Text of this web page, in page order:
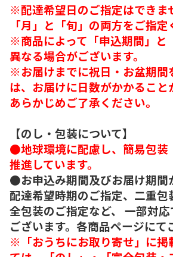
※配達希望日のご指定はできま
「月」と「旬」の両方をご指定
※商品によって「申込期間」と
異なる場合がございます。
※お届けまでに祝日・お盆期間
は、お届けに日数がかかること
あらかじめご了承ください。
【のし・包装について】
●地球環境に配慮し、簡易包装
推進しています。
●お申込み期間及びお届け期間
配達希望時期のご指定、二重包
全包装のご指定など、 一部対
ございます。各商品ページにて
※「おうちにお取り寄せ」に掲